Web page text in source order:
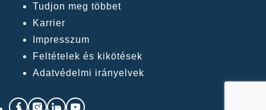
Tudjon meg többet
Karrier
Impresszum
Feltételek és kikötések
Adatvédelmi irányelvek